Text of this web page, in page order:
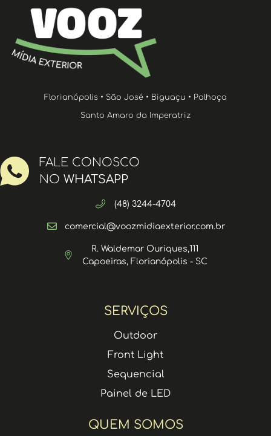
SERVIÇOS
Outdoor
Front Light
Sequencial
Painel de LED
QUEM SOMOS
Florianópolis • São José • Biguaçu • Palhoça
Santo Amaro da Imperatriz
FALE CONOSCO
NO WHATSAPP
(48) 3244-4704
comercial@voozmidiaexterior.com.br
R. Waldemar Ouriques,111
Capoeiras, Florianópolis - SC